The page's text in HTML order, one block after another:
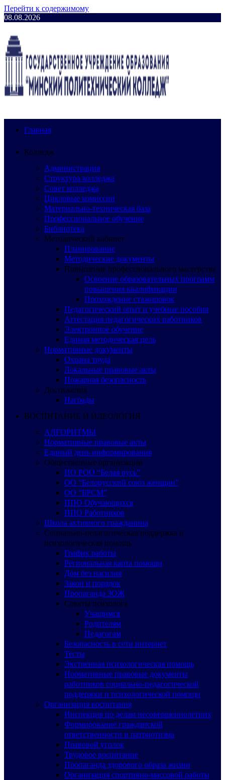
Перейти к содержимому
08.08.2026
Главная
Колледж
Администрация
Структура колледжа
Совет колледжа
Цикловые комиссии
Материально-техническая база
Профессиональное обучение
Библиотека
Методический кабинет
Планирование
Методические документы
Повышение профессионального мастерства
Освоение образовательных программ
повышения квалификации
Прохождение стажировок
Педагогический опыт и учебные пособия
Аттестация педагогических работников
Электронное обучение
Единая методическая цель
Нормативные документы
Охрана труда
Локальные правовые акты
Пожарная безопасность
Достижения
Награды
ВОСПИТАНИЕ И ИДЕОЛОГИЯ
АЛГОРИТМЫ
Нормативные правовые акты
Единый день информирования
Общественные организации
ПО РОО “Белая русь”
ОО “Белорусский союз женщин”
ОО “БРСМ”
ППО Обучающихся
ППО Работников
Школа активного гражданина
Социально-педагогическая поддержка и
психологическая помощь
График работы
Региональная карта помощи
Дом без насилия
Закон и порядок
Пропаганда ЗОЖ
Советы психолога
Учащимся
Родителям
Педагогам
Безопасность в сети интернет
Тесты
Экстренная психологическая помощь
Нормативные правовые документы
работников социально-педагогической
поддержки и психологической помощи
Организация воспитания
Инспекция по делам несовершеннолетних
Формирование гражданской
ответственности и патриотизма
Правовой уголок
Трудовое воспитание
Пропаганда здорового образа жизни
Организация спортивно-массовой работы